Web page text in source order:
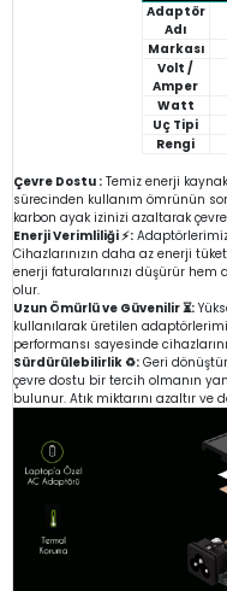
Adaptör
Adı
Markası
Volt /
Amper
Watt
Uç Tipi
Rengi
Çevre Dostu : Temiz enerji
sürecinden kullanım ömrünün
karbon ayak izinizi azaltarak
Enerji Verimliliği ⚡:
Cihazlarınızın daha az enerji
enerji faturalarınızı düşürür hem
olur.
Uzun Ömürlü ve Güvenilir ⏳:
kullanılarak üretilen
performansı sayesinde
Sürdürülebilirlik ♻️: Geri
çevre dostu bir tercih olmanın
bulunur. Atık miktarını azaltır ve